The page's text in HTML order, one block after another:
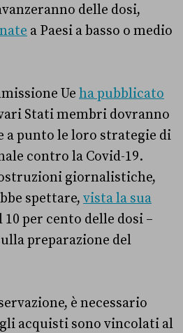
delle dosi,
a Paesi a basso o medio
Ue ha pubblicato
Stati membri dovranno
a punto le loro strategie di
contro la Covid-19.
giornalistiche,
spettare, vista la sua
per cento delle dosi –
preparazione del
è necessario
acquisti sono vincolati al